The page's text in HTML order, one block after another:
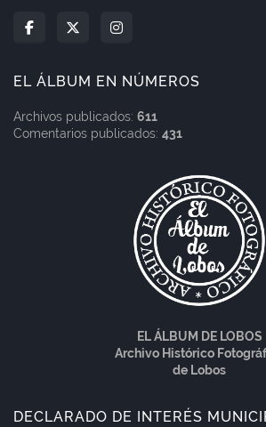
EL ÁLBUM EN NÚMEROS
Archivos publicados: 611
Comentarios publicados: 431
EL ÁLBUM DE LOBOS
Archivo Histórico
de Lobos
DECLARADO DE INTERÉS